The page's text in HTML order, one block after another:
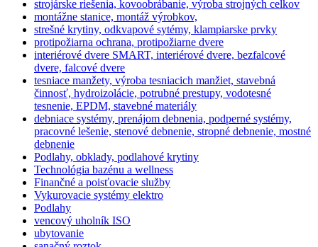
strojárske riešenia, kovoobrábanie, výroba strojných celkov
montážne stanice, montáž výrobkov,
strešné krytiny, odkvapové sytémy, klampiarske prvky
protipožiarna ochrana, protipožiarne dvere
interiérové dvere SMART, interiérové dvere, bezfalcové
dvere, falcové dvere
tesniace manžety, výroba tesniacich manžiet, stavebná
činnosť, hydroizolácie, potrubné prestupy, vodotesné
tesnenie, EPDM, stavebné materiály
debniace systémy, prenájom debnenia, podperné systémy,
pracovné lešenie, stenové debnenie, stropné debnenie, mostné
debnenie
Podlahy, obklady, podlahové krytiny
Technológia bazénu a wellness
Finančné a poisťovacie služby
Vykurovacie systémy elektro
Podlahy
vencový uholník ISO
ubytovanie